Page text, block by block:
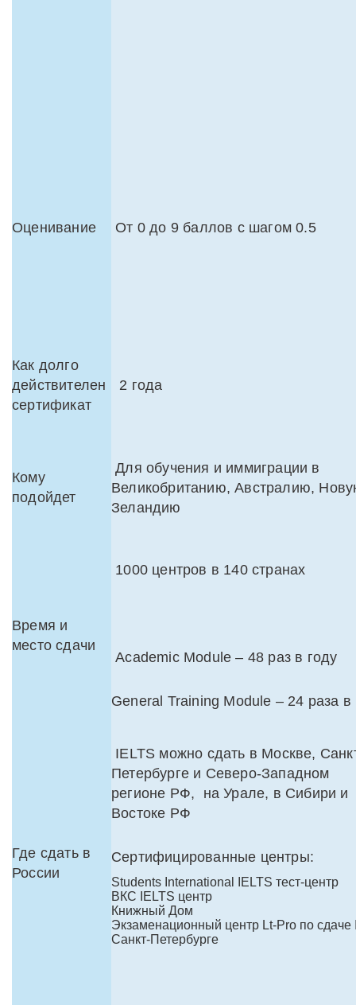
Оценивание От 0 до 9 баллов с шагом 0.5
Как долго
действителен
сертификат
2 года
Кому
подойдет
Для обучения и иммиграции в
Великобританию, Австралию,
Зеландию
Время и
место сдачи
1000 центров в 140 странах
Academic Module – 48 раз в году
General Training Module – 24 раза в
Где сдать в
России
IELTS можно сдать в Москве,
Петербурге и Северо-Западном
регионе РФ, на Урале, в Сибири и
Востоке РФ
Сертифицированные центры:
Students International IELTS тест-центр
ВКС IELTS центр
Книжный Дом
Экзаменационный центр Lt-Pro по сдаче
Санкт-Петербурге